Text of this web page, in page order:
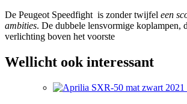
De Peugeot Speedfight is zonder twijfel een
ambities. De dubbele lensvormige koplampen,
verlichting boven het voorste
Wellicht ook interessant